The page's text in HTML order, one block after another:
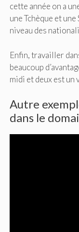
cette année on a
une Tchèque et
niveau des
Enfin, travailler
beaucoup
midi et deux est un
Autre
dans le